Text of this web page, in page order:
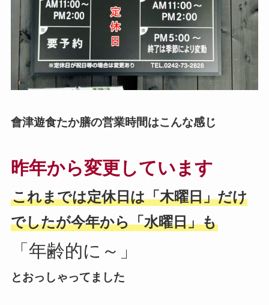
會津遊食たか膳の営業時間はこんな感じ
昨年から変更しています
これまでは定休日は「木曜日」だけ
でしたが今年から「水曜日」も
「年齢的に～」
とおっしゃってました